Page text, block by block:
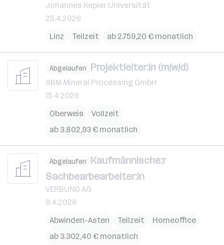
Johannes Kepler Universität
25.4.2026
Linz
Teilzeit ab 2.759,20 € monatlich
Abgelaufen Projektleiter:in (m/w/d)
SBM Mineral Processing GmbH
15.4.2026
Oberweis
Vollzeit
ab 3.802,93 € monatlich
Abgelaufen Kaufmännische:r
Sachbearbearbeiter:in
VERBUND AG
9.4.2026
Abwinden-Asten
Teilzeit
Homeoffice
ab 3.302,40 € monatlich